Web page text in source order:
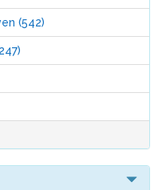
(542)